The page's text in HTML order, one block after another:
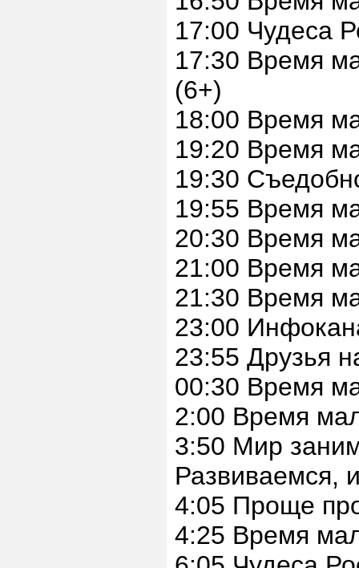
17:00 Чудеса
17:30 Время
(6+)
18:00 Время
19:20 Время
19:30
19:55 Время
20:30 Время
21:00 Время
21:30 Время
23:00
23:55 Друзья
00:30 Время
2:00 Время
3:50 Мир
Развиваемся,
4:05 Проще
4:25 Время